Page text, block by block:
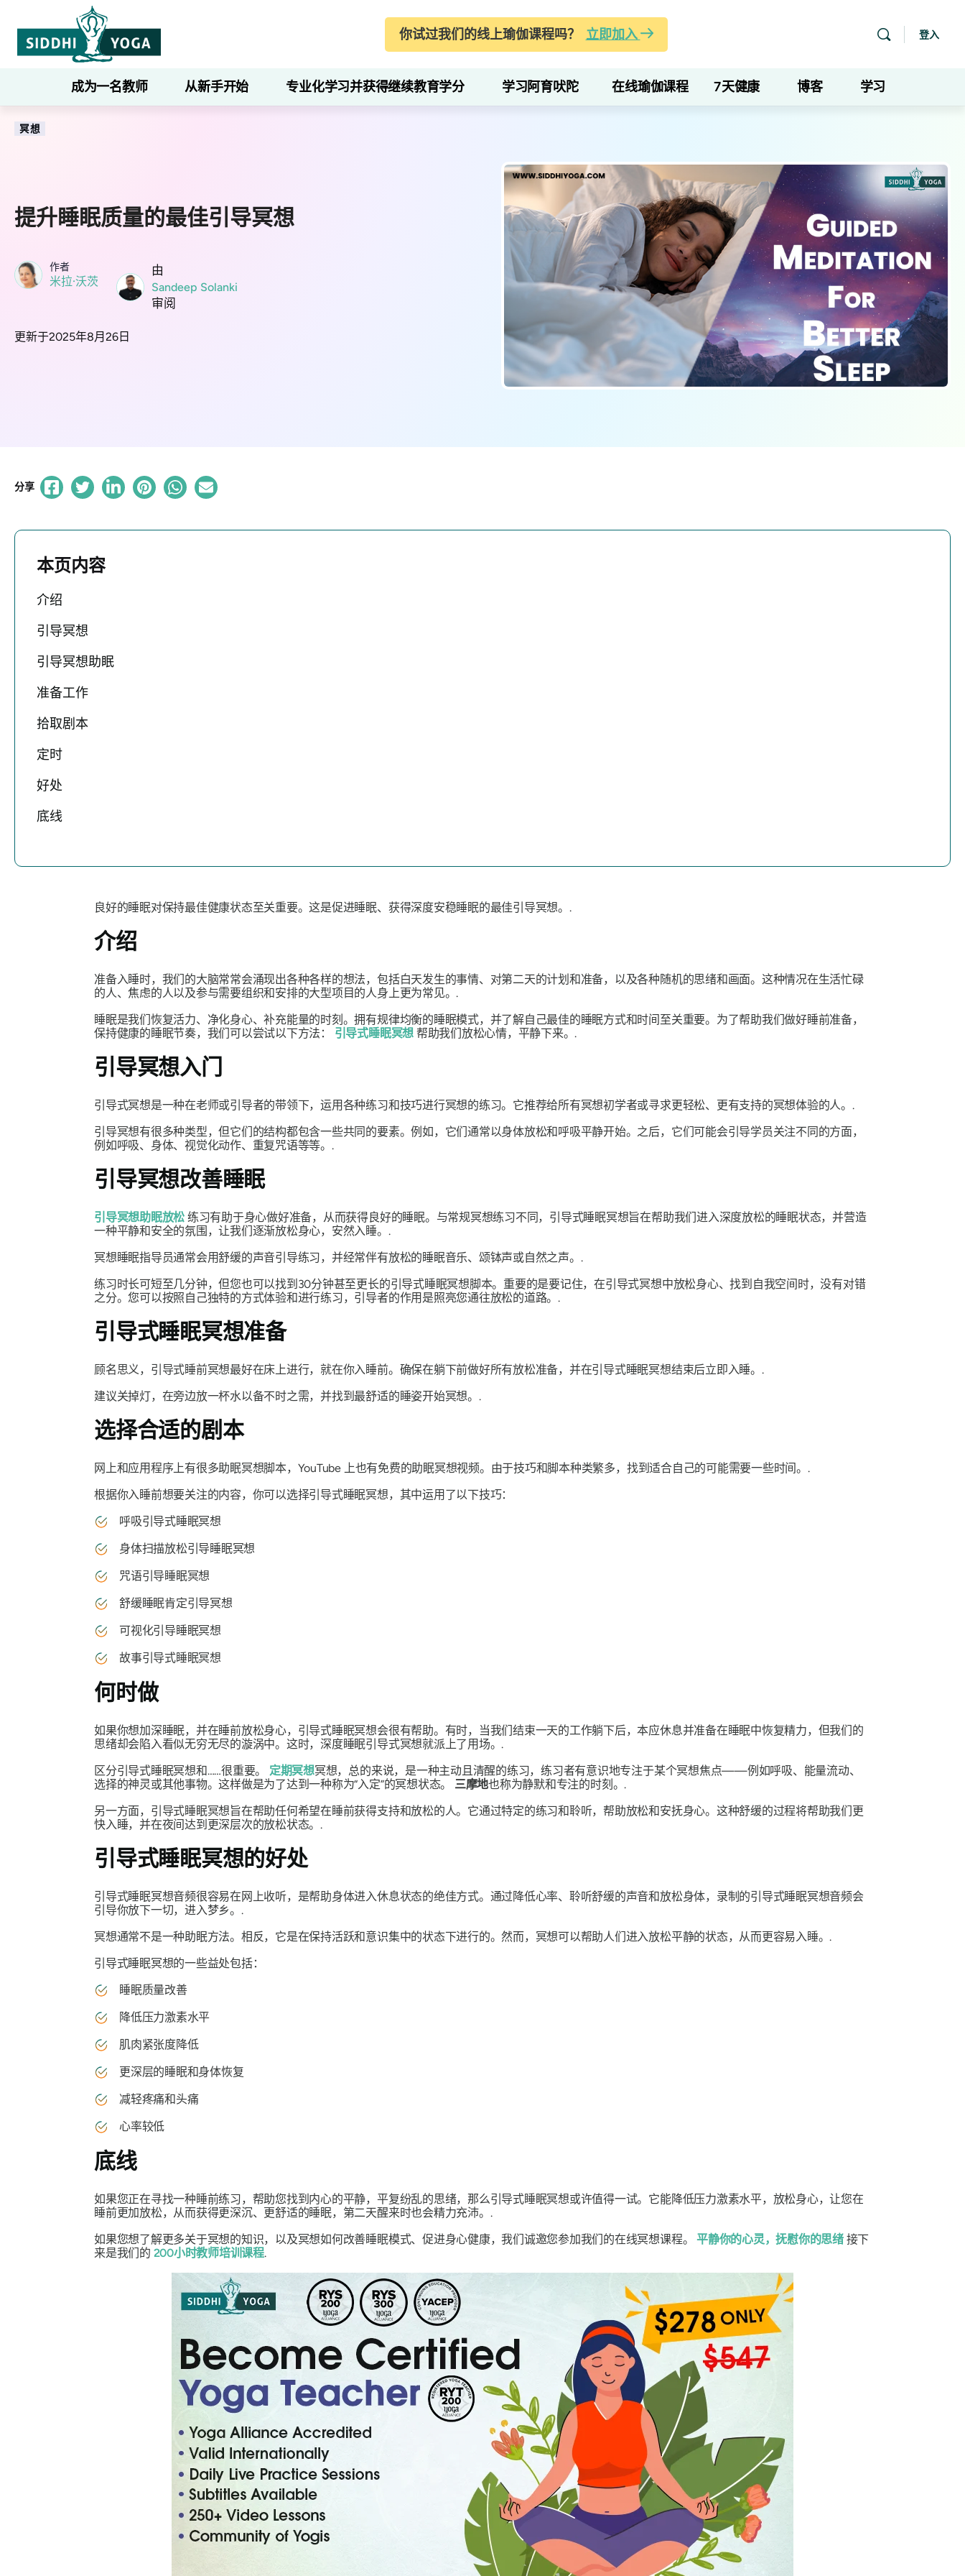
你试过我们的线上瑜伽课程吗？ 立即加入 登入
成为一名教师 从新手开始 专业化学习并获得继续教育学分 学习阿育吠陀 在线瑜伽课程 7天健康 博客 学习
冥想
提升睡眠质量的最佳引导冥想
作者
米拉·沃茨
由
Sandeep Solanki
审阅
更新于2025年8月26日
分享
本页内容
介绍
引导冥想
引导冥想助眠
准备工作
拾取剧本
定时
好处
底线
良好的睡眠对保持最佳健康状态至关重要。这是促进睡眠、获得深度安稳睡眠的最佳引导冥想。.
介绍
准备入睡时，我们的大脑常常会涌现出各种各样的想法，包括白天发生的事情、对第二天的计划和准备，以及各种随机的思绪和画面。这种情况在生活忙碌
的人、焦虑的人以及参与需要组织和安排的大型项目的人身上更为常见。.
睡眠是我们恢复活力、净化身心、补充能量的时刻。拥有规律均衡的睡眠模式，并了解自己最佳的睡眠方式和时间至关重要。为了帮助我们做好睡前准备，
保持健康的睡眠节奏，我们可以尝试以下方法： 引导式睡眠冥想 帮助我们放松心情，平静下来。.
引导冥想入门
引导式冥想是一种在老师或引导者的带领下，运用各种练习和技巧进行冥想的练习。它推荐给所有冥想初学者或寻求更轻松、更有支持的冥想体验的人。.
引导冥想有很多种类型，但它们的结构都包含一些共同的要素。例如，它们通常以身体放松和呼吸平静开始。之后，它们可能会引导学员关注不同的方面，
例如呼吸、身体、视觉化动作、重复咒语等等。.
引导冥想改善睡眠
引导冥想助眠放松 练习有助于身心做好准备，从而获得良好的睡眠。与常规冥想练习不同，引导式睡眠冥想旨在帮助我们进入深度放松的睡眠状态，并营造
一种平静和安全的氛围，让我们逐渐放松身心，安然入睡。.
冥想睡眠指导员通常会用舒缓的声音引导练习，并经常伴有放松的睡眠音乐、颂钵声或自然之声。.
练习时长可短至几分钟，但您也可以找到30分钟甚至更长的引导式睡眠冥想脚本。重要的是要记住，在引导式冥想中放松身心、找到自我空间时，没有对错
之分。您可以按照自己独特的方式体验和进行练习，引导者的作用是照亮您通往放松的道路。.
引导式睡眠冥想准备
顾名思义，引导式睡前冥想最好在床上进行，就在你入睡前。确保在躺下前做好所有放松准备，并在引导式睡眠冥想结束后立即入睡。.
建议关掉灯，在旁边放一杯水以备不时之需，并找到最舒适的睡姿开始冥想。.
选择合适的剧本
网上和应用程序上有很多助眠冥想脚本，YouTube 上也有免费的助眠冥想视频。由于技巧和脚本种类繁多，找到适合自己的可能需要一些时间。.
根据你入睡前想要关注的内容，你可以选择引导式睡眠冥想，其中运用了以下技巧：
呼吸引导式睡眠冥想
身体扫描放松引导睡眠冥想
咒语引导睡眠冥想
舒缓睡眠肯定引导冥想
可视化引导睡眠冥想
故事引导式睡眠冥想
何时做
如果你想加深睡眠，并在睡前放松身心，引导式睡眠冥想会很有帮助。有时，当我们结束一天的工作躺下后，本应休息并准备在睡眠中恢复精力，但我们的
思绪却会陷入看似无穷无尽的漩涡中。这时，深度睡眠引导式冥想就派上了用场。.
区分引导式睡眠冥想和……很重要。 定期冥想冥想，总的来说，是一种主动且清醒的练习，练习者有意识地专注于某个冥想焦点——例如呼吸、能量流动、
选择的神灵或其他事物。这样做是为了达到一种称为“入定”的冥想状态。
三摩地也称为静默和专注的时刻。.
另一方面，引导式睡眠冥想旨在帮助任何希望在睡前获得支持和放松的人。它通过特定的练习和聆听，帮助放松和安抚身心。这种舒缓的过程将帮助我们更
快入睡，并在夜间达到更深层次的放松状态。.
引导式睡眠冥想的好处
引导式睡眠冥想音频很容易在网上收听，是帮助身体进入休息状态的绝佳方式。通过降低心率、聆听舒缓的声音和放松身体，录制的引导式睡眠冥想音频会
引导你放下一切，进入梦乡。.
冥想通常不是一种助眠方法。相反，它是在保持活跃和意识集中的状态下进行的。然而，冥想可以帮助人们进入放松平静的状态，从而更容易入睡。.
引导式睡眠冥想的一些益处包括：
睡眠质量改善
降低压力激素水平
肌肉紧张度降低
更深层的睡眠和身体恢复
减轻疼痛和头痛
心率较低
底线
如果您正在寻找一种睡前练习，帮助您找到内心的平静，平复纷乱的思绪，那么引导式睡眠冥想或许值得一试。它能降低压力激素水平，放松身心，让您在
睡前更加放松，从而获得更深沉、更舒适的睡眠，第二天醒来时也会精力充沛。.
如果您想了解更多关于冥想的知识，以及冥想如何改善睡眠模式、促进身心健康，我们诚邀您参加我们的在线冥想课程。
平静你的心灵，抚慰你的思绪接下
来是我们的 200小时教师培训课程.